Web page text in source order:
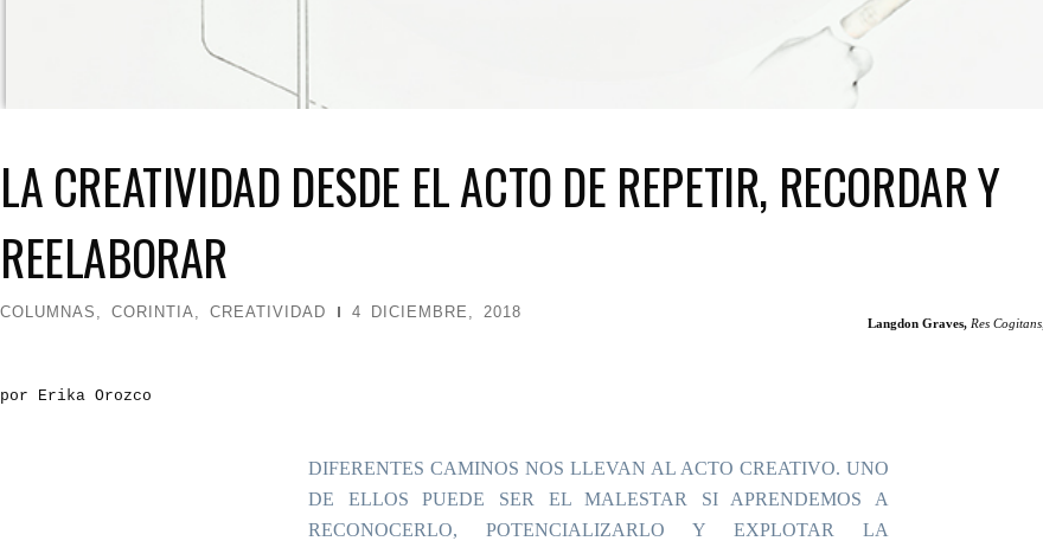
LA CREATIVIDAD DESDE EL ACTO DE REPETIR, RECORDAR Y
REELABORAR
COLUMNAS , CORINTIA, CREATIVIDAD 4 DICIEMBRE, 2018
Langdon Graves, Res Cogitans,
por Erika Orozco
DIFERENTES CAMINOS NOS LLEVAN AL ACTO CREATIVO. UNO
DE ELLOS PUEDE SER EL MALESTAR SI APRENDEMOS A
RECONOCERLO, POTENCIALIZARLO Y EXPLOTAR LA